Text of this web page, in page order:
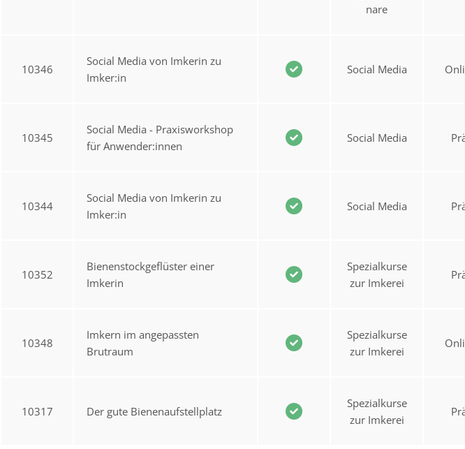
nare
10346
Social Media von Imkerin zu
Imker:in
Social Media
10345
Social Media - Praxisworkshop
für Anwender:innen
Social Media
10344
Social Media von Imkerin zu
Imker:in
Social Media
10352
Bienenstockgeflüster einer
Imkerin
Spezialkurse
zur Imkerei
10348
Imkern im angepassten
Brutraum
Spezialkurse
zur Imkerei
10317 Der gute Bienenaufstellplatz
Spezialkurse
zur Imkerei